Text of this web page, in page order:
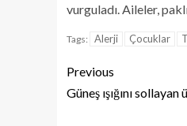
vurguladı. Aileler,
Tags: Alerji Çocuklar
Previous
Güneş ışığını